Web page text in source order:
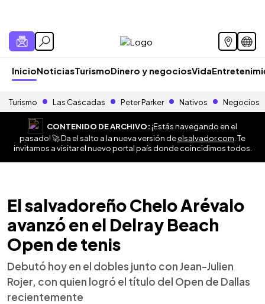
InicioNoticiasTurismoDinero y negociosVida
Turismo Las Cascadas Peter Parker Nativos Negocios
CONTENIDO DE ARCHIVO:¡Estás navegando en el
pasado! 🚀 Da el salto a la nueva versión deelsalvador.com . Te
invitamos a visitar el nuevo portal país donde coincidimos todos.
El salvadoreño Chelo Arévalo
avanzó en el Delray Beach
Open de tenis
Debutó hoy en el dobles junto con Jean-Julien
Rojer, con quien logró el título del Open de Dallas
recientemente